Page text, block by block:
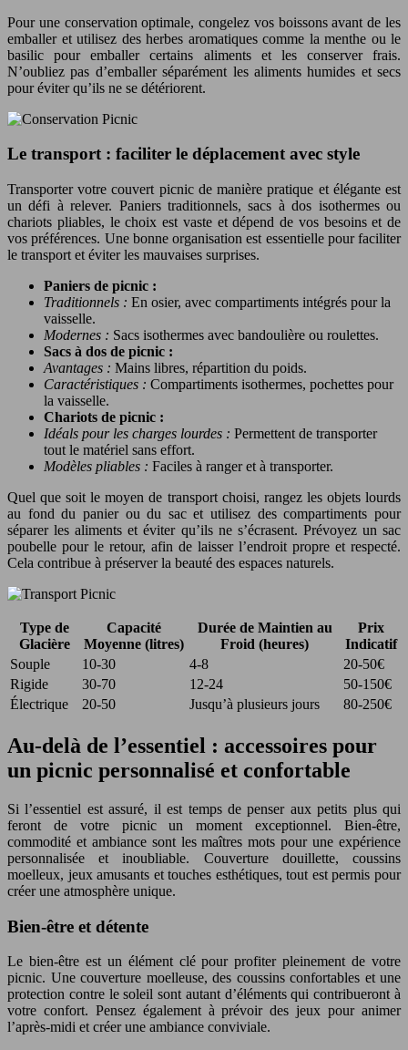
Pour une conservation optimale, congelez vos boissons avant de les
emballer et utilisez des herbes aromatiques comme la menthe ou le
basilic pour emballer certains aliments et les conserver frais.
N’oubliez pas d’emballer séparément les aliments humides et secs
pour éviter qu’ils ne se détériorent.
Le transport : faciliter le déplacement avec style
Transporter votre couvert picnic de manière pratique et élégante est
un défi à relever. Paniers traditionnels, sacs à dos isothermes ou
chariots pliables, le choix est vaste et dépend de vos besoins et de
vos préférences. Une bonne organisation est essentielle pour faciliter
le transport et éviter les mauvaises surprises.
Paniers de picnic :
Traditionnels : En osier, avec compartiments intégrés pour la
vaisselle.
Modernes : Sacs isothermes avec bandoulière ou roulettes.
Sacs à dos de picnic :
Avantages : Mains libres, répartition du poids.
Caractéristiques : Compartiments isothermes, pochettes pour
la vaisselle.
Chariots de picnic :
Idéals pour les charges lourdes : Permettent de transporter
tout le matériel sans effort.
Modèles pliables : Faciles à ranger et à transporter.
Quel que soit le moyen de transport choisi, rangez les objets lourds
au fond du panier ou du sac et utilisez des compartiments pour
séparer les aliments et éviter qu’ils ne s’écrasent. Prévoyez un sac
poubelle pour le retour, afin de laisser l’endroit propre et respecté.
Cela contribue à préserver la beauté des espaces naturels.
Type de
Glacière
Capacité
Moyenne (litres)
Durée de Maintien au
Froid (heures)
Prix
Indicatif
Souple
10-30 4-8
20-50€
Rigide
30-70 12-24
50-150€
Électrique
20-50 Jusqu’à plusieurs jours 80-250€
Au-delà de l’essentiel : accessoires pour
un picnic personnalisé et confortable
Si l’essentiel est assuré, il est temps de penser aux petits plus qui
feront de votre picnic un moment exceptionnel. Bien-être,
commodité et ambiance sont les maîtres mots pour une expérience
personnalisée et inoubliable. Couverture douillette, coussins
moelleux, jeux amusants et touches esthétiques, tout est permis pour
créer une atmosphère unique.
Bien-être et détente
Le bien-être est un élément clé pour profiter pleinement de votre
picnic. Une couverture moelleuse, des coussins confortables et une
protection contre le soleil sont autant d’éléments qui contribueront à
votre confort. Pensez également à prévoir des jeux pour animer
l’après-midi et créer une ambiance conviviale.